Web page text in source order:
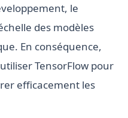
le
des modèles
En conséquence,
TensorFlow pour
efficacement les